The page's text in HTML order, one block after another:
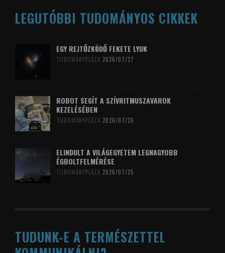
LEGUTÓBBI TUDOMÁNYOS CIKKEK
EGY REJTŐZKÖDŐ FEKETE LYUK
TUDOMÁNYPLÁZA 2026/07/27
ROBOT SEGÍT A SZÍVRITMUSZAVAROK
KEZELÉSÉBEN
TUDOMÁNYPLÁZA 2026/07/26
ELINDULT A VILÁGEGYETEM LEGNAGYOBB
ÉGBOLTFELMÉRÉSE
TUDOMÁNYPLÁZA 2026/07/25
TUDUNK-E A TERMÉSZETTEL